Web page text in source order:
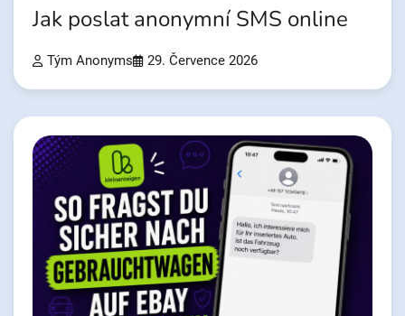
Jak poslat anonymní SMS online
Tým Anonyms 29. Července 2026